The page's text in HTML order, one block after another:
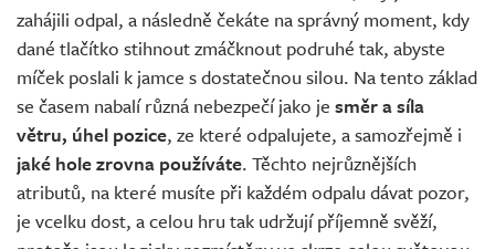
zahájili odpal, a následně čekáte na správný moment, kdy
dané tlačítko stihnout zmáčknout podruhé tak, abyste
míček poslali k jamce s dostatečnou silou. Na tento základ
se časem nabalí různá nebezpečí jako je směr a síla
větru, úhel pozice, ze které odpalujete, a samozřejmě i
jaké hole zrovna používáte. Těchto nejrůznějších
atributů, na které musíte při každém odpalu dávat pozor,
je vcelku dost, a celou hru tak udržují příjemně svěží,